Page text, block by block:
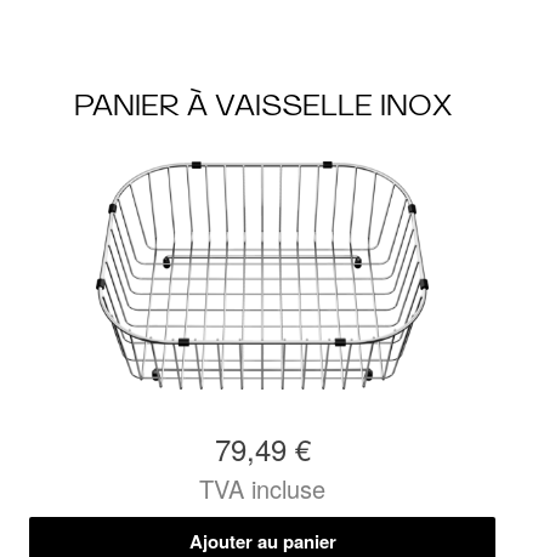
PANIER À VAISSELLE INOX
79,49 €
TVA incluse
Ajouter au panier